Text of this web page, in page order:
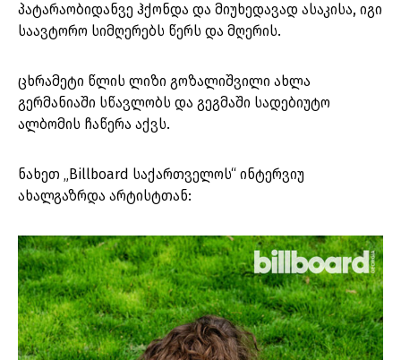
პატარაობიდანვე ჰქონდა და მიუხედავად ასაკისა, იგი
საავტორო სიმღერებს წერს და მღერის.
ცხრამეტი წლის ლიზი გოზალიშვილი ახლა
გერმანიაში სწავლობს და გეგმაში სადებიუტო
ალბომის ჩაწერა აქვს.
ნახეთ „Billboard საქართველოს“ ინტერვიუ
ახალგაზრდა არტისტთან: